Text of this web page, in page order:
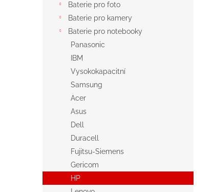
Baterie pro foto
Baterie pro kamery
Baterie pro notebooky
Panasonic
IBM
Vysokokapacitní
Samsung
Acer
Asus
Dell
Duracell
Fujitsu-Siemens
Gericom
HP